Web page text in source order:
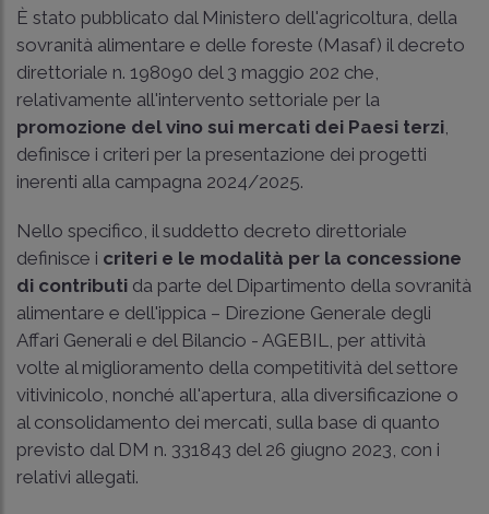
È stato pubblicato dal Ministero dell'agricoltura, della
sovranità alimentare e delle foreste (Masaf) il decreto
direttoriale n. 198090 del 3 maggio 202 che,
relativamente all'intervento settoriale per la
promozione del vino sui mercati dei Paesi terzi,
definisce i criteri per la presentazione dei progetti
inerenti alla campagna 2024/2025.
Nello specifico, il suddetto decreto direttoriale
definisce i criteri e le modalità per la concessione
di contributi da parte del Dipartimento della sovranità
alimentare e dell'ippica – Direzione Generale degli
Affari Generali e del Bilancio - AGEBIL, per attività
volte al miglioramento della competitività del settore
vitivinicolo, nonché all'apertura, alla diversificazione o
al consolidamento dei mercati, sulla base di quanto
previsto dal DM n. 331843 del 26 giugno 2023, con i
relativi allegati.